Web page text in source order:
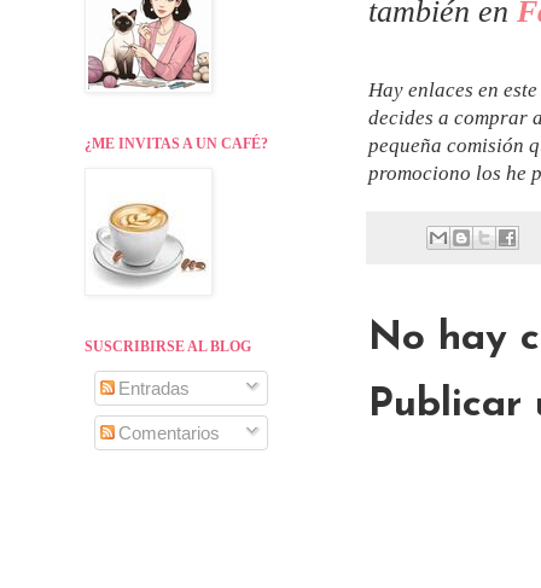
también en
Hay enlaces en
decides a comprar
pequeña comisión
promociono los he
No hay
Publicar
¿ME INVITAS A UN CAFÉ?
SUSCRIBIRSE AL BLOG
Entradas
Comentarios